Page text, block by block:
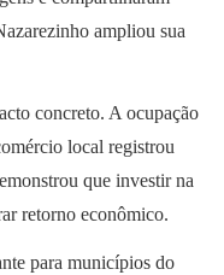
ampliou sua
concreto. A ocupação
local registrou
que investir na
retorno econômico.
para municípios do